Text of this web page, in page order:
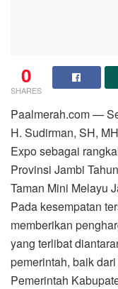
0
SHARES
Paalmerah.com —
H. Sudirman, SH,
Expo sebagai
Provinsi Jambi
Taman Mini Melayu
Pada kesempatan
memberikan
yang terlibat
pemerintah, baik
Pemerintah